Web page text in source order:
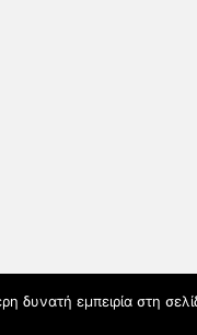
δυνατή εμπειρία στη